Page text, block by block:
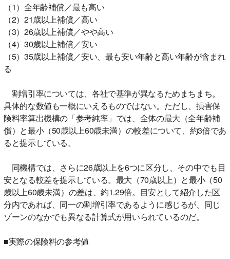
（1）全年齢補償／最も高い
（2）21歳以上補償／高い
（3）26歳以上補償／やや高い
（4）30歳以上補償／安い
（5）35歳以上補償／安い、最も安い年齢と高い年齢が含まれ
る
割増引率については、各社で基準が異なるためまちまち。
具体的な数値も一概にいえるものではない。ただし、損害保
険料率算出機構の「参考純率」では、全体の最大（全年齢補
償）と最小（50歳以上60歳未満）の較差について、約3倍であ
ると提示している。
同機構では、さらに26歳以上を6つに区分し、その中でも目
安となる較差を提示している。最大（70歳以上）と最小（50
歳以上60歳未満）の差は、約1.29倍。目安として紹介した区
分内であれば、同一の割増引率であるように感じるが、同じ
ゾーンのなかでも異なる計算式が用いられているのだ。
■実際の保険料の参考値